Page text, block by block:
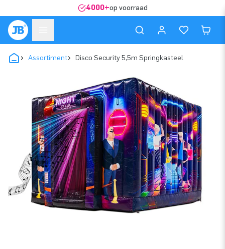
4000+op voorraad
Assortiment Disco Security 5,5m Springkasteel